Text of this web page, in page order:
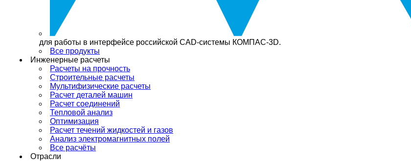
для работы в интерфейсе российской CAD-системы КОМПАС-3D.
Все продукты
Инженерные расчеты
Расчеты на прочность
Строительные расчеты
Мультифизические расчеты
Расчет деталей машин
Расчет соединений
Тепловой анализ
Оптимизация
Расчет течений жидкостей и газов
Анализ электромагнитных полей
Все расчёты
Отрасли